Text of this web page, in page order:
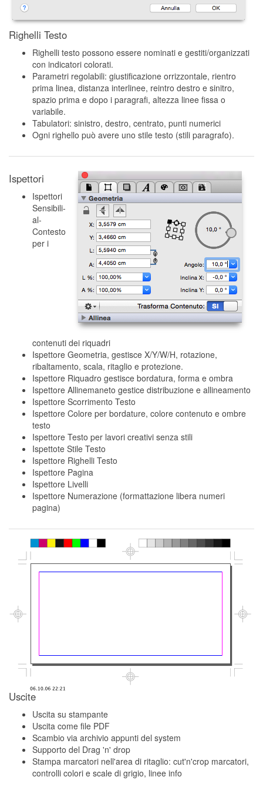
Righelli Testo
Righelli testo possono essere nominati e gestiti/organizzati
con indicatori colorati.
Parametri regolabili: giustificazione orrizzontale, rientro
prima linea, distanza interlinee, reintro destro e sinitro,
spazio prima e dopo i paragrafi, altezza linee fissa o
variabile.
Tabulatori: sinistro, destro, centrato, punti numerici
Ogni righello può avere uno stile testo (stili paragrafo).
Ispettori
Ispettori
Sensibili-
al-
Contesto
per i
contenuti dei riquadri
Ispettore Geometria, gestisce X/Y/W/H, rotazione,
ribaltamento, scala, ritaglio e protezione.
Ispettore Riquadro gestisce bordatura, forma e ombra
Ispettore Allinemaneto gestice distribuzione e allineamento
Ispettore Scorrimento Testo
Ispettore Colore per bordature, colore contenuto e ombre
testo
Ispettore Testo per lavori creativi senza stili
Ispettote Stile Testo
Ispettore Righelli Testo
Ispettore Pagina
Ispettore Livelli
Ispettore Numerazione (formattazione libera numeri
pagina)
Uscite
Uscita su stampante
Uscita come file PDF
Scambio via archivio appunti del system
Supporto del Drag 'n' drop
Stampa marcatori nell'area di ritaglio: cut'n'crop marcatori,
controlli colori e scale di grigio, linee info